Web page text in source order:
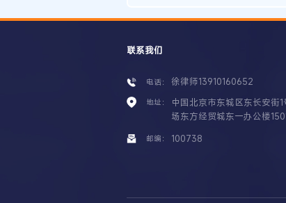
联系我们
电话： 徐律师13910160652
地址：
中国北京市东城区东长安街1
场东方经贸城东一办公楼
邮编： 100738